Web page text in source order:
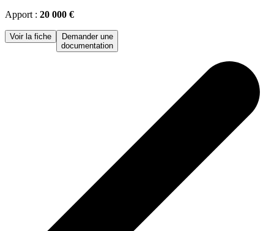
Apport : 20 000 €
Voir la fiche
Demander une
documentation